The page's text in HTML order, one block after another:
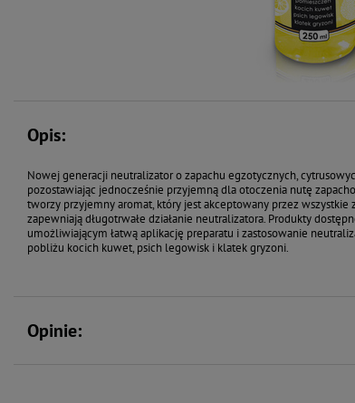
Opis:
Nowej generacji neutralizator o zapachu egzotycznych,
pozostawiając jednocześnie przyjemną dla otoczenia nutę
tworzy przyjemny aromat, który jest akceptowany przez
zapewniają długotrwałe działanie neutralizatora. Produkty
umożliwiającym łatwą aplikację preparatu i zastosowanie
pobliżu kocich kuwet, psich legowisk i klatek gryzoni.
Opinie: